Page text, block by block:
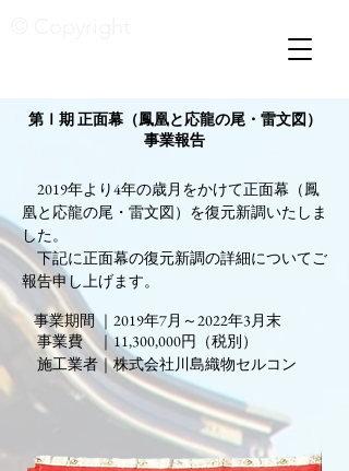
第Ⅰ期 正面幕（鳳凰と応龍の尾・雷文図）
事業報告
​ 2019年より4年の歳月をかけて正面幕（鳳
凰と応龍の尾・雷文図）を復元新調いたしま
した。
下記に正面幕の復元新調の詳細についてご
報告申し上げます。​
事業期間 ｜2019年7月～2022年3月末​
事業費 ｜11,300,000円（税別）
施工業者｜株式会社川島織物セルコン